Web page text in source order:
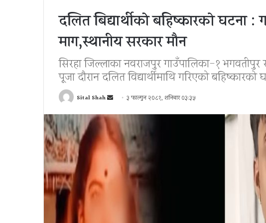
दलित बिद्यार्थीकाे बहिष्कारको घटना :
माग,स्थानीय सरकार माैन
सिरहा जिल्लाका नवराजपुर गाउँपालिका-१
पूजा दौरान दलित विद्यार्थीमाथि गरिएको
Sital Shah
Send
email
३ फाल्गुन २०८१, शनिबार ०३:३५